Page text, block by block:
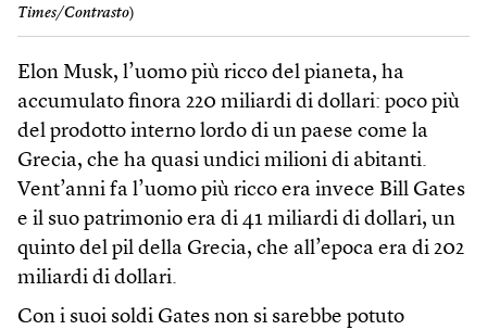
Times/Contrasto)
Elon Musk, l’uomo più ricco del pianeta, ha
accumulato finora 220 miliardi di dollari: poco più
del prodotto interno lordo di un paese come la
Grecia, che ha quasi undici milioni di abitanti.
Vent’anni fa l’uomo più ricco era invece Bill Gates
e il suo patrimonio era di 41 miliardi di dollari, un
quinto del pil della Grecia, che all’epoca era di 202
miliardi di dollari.
Con i suoi soldi Gates non si sarebbe potuto